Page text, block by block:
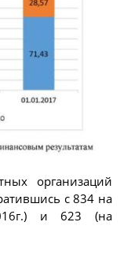
организаций
с 834 на
и 623 (на